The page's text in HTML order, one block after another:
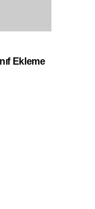
Ekleme